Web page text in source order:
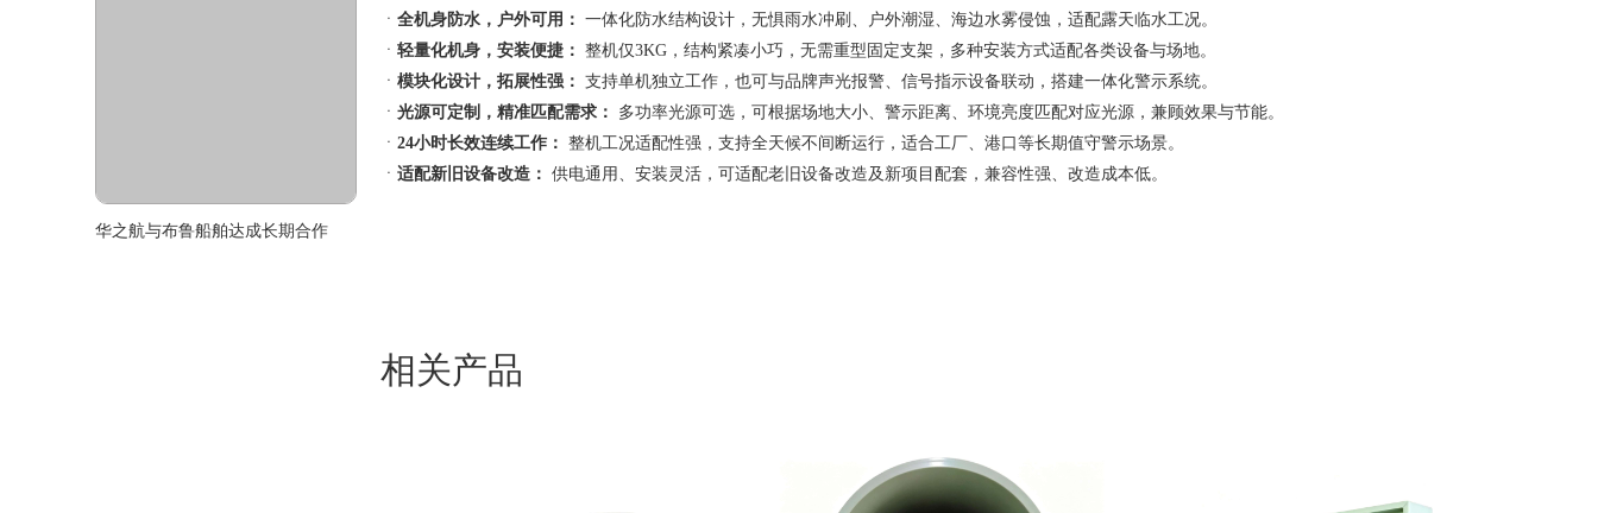
ㆍ 全机身防水，户外可用： 一体化防水结构设计，无惧雨水冲刷、户外潮湿、海边水雾侵蚀，适配露天临水工况。
ㆍ 轻量化机身，安装便捷： 整机仅3KG，结构紧凑小巧，无需重型固定支架，多种安装方式适配各类设备与场地。
ㆍ 模块化设计，拓展性强： 支持单机独立工作，也可与品牌声光报警、信号指示设备联动，搭建一体化警示系统。
ㆍ 光源可定制，精准匹配需求：
多功率光源可选，可根据场地大小、警示距离、环境亮度匹配对应光源，兼顾效果与节能。
ㆍ 24小时长效连续工作： 整机工况适配性强，支持全天候不间断运行，适合工厂、港口等长期值守警示场景。
ㆍ 适配新旧设备改造： 供电通用、安装灵活，可适配老旧设备改造及新项目配套，兼容性强、改造成本低。
相关产品
华之航与布鲁船舶达成长期合作